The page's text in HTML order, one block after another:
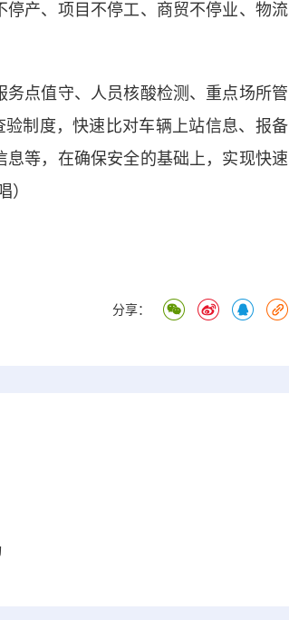
产、项目不停工、商贸不停业、物流
点值守、人员核酸检测、重点场所管
制度，快速比对车辆上站信息、报备
等，在确保安全的基础上，实现快速
）
分享：